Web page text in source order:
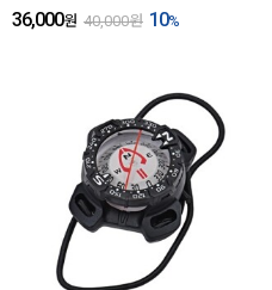
36,000원 40,000원 10%